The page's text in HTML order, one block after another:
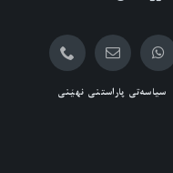
سیاسەتی پاراستنی نهێنی